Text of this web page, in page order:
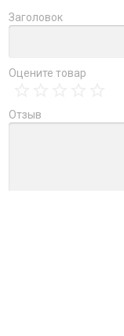
Заголовок
Оцените товар
Отзыв